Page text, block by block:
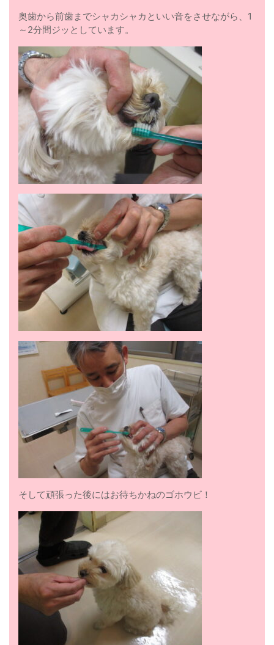
奥歯から前歯までシャカシャカといい音をさせながら、1
～2分間ジッとしています。
そして頑張った後にはお待ちかねのゴホウビ！